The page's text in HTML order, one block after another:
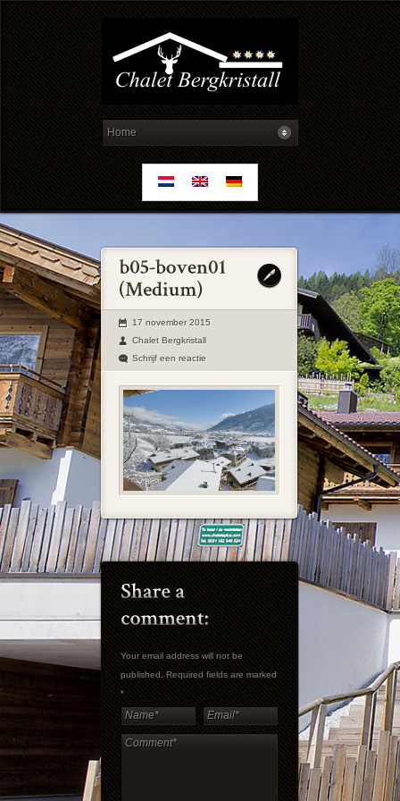
17 november 2015
Chalet Bergkristall
Schrijf een reactie
Your email address will not be
published. Required fields are marked
*